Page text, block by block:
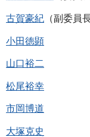
古賀豪紀 （副委員
小田徳顕
山口裕二
松尾裕幸
市岡博道
大塚克史